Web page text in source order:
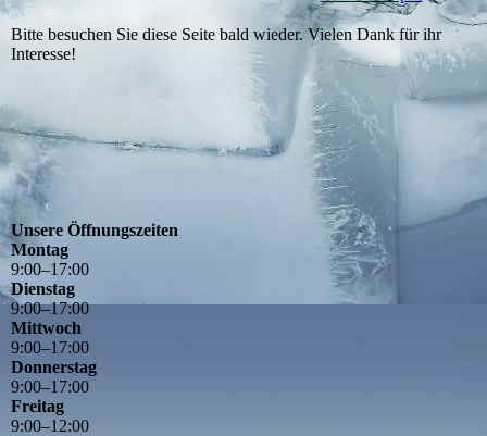
Bitte besuchen Sie diese Seite bald wieder. Vielen Dank für ihr
Interesse!
Unsere Öffnungszeiten
Montag
9:00–17:00
Dienstag
9:00–17:00
Mittwoch
9:00–17:00
Donnerstag
9:00–17:00
Freitag
9:00–12:00